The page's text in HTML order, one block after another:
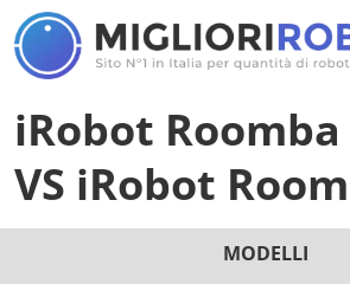
iRobot Roomba
VS iRobot
MODELLI